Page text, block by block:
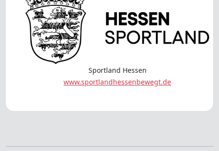
Sportland Hessen
www.sportlandhessenbewegt.de